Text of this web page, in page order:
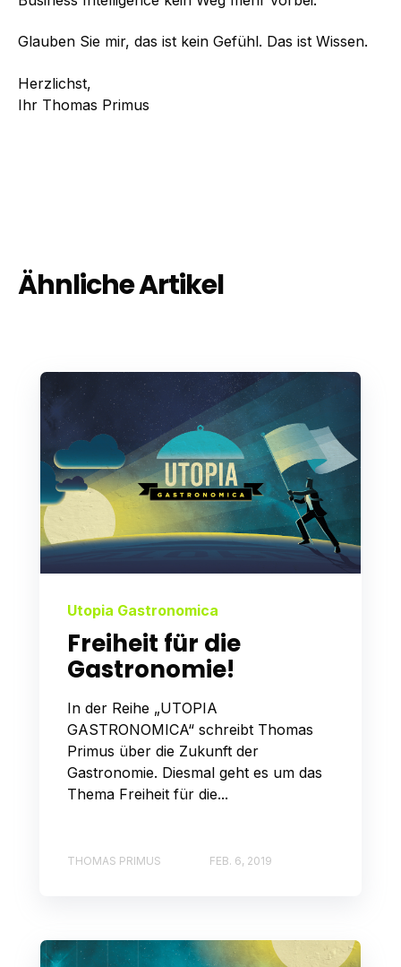
Glauben Sie mir, das ist kein Gefühl. Das ist Wissen.
Herzlichst,
Ihr Thomas Primus
Ähnliche Artikel
Utopia Gastronomica
Freiheit für die
Gastronomie!
In der Reihe „UTOPIA
GASTRONOMICA“ schreibt Thomas
Primus über die Zukunft der
Gastronomie. Diesmal geht es um das
Thema Freiheit für die...
THOMAS PRIMUS FEB. 6, 2019